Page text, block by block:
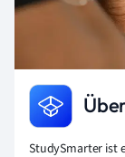
StudySmarter ist